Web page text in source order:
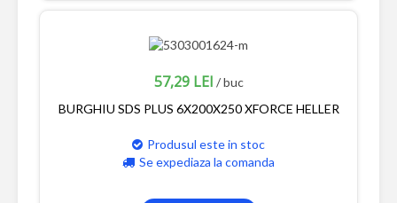
57,29 LEI / buc
BURGHIU SDS PLUS 6X200X250 XFORCE HELLER
Produsul este in stoc
Se expediaza la comanda